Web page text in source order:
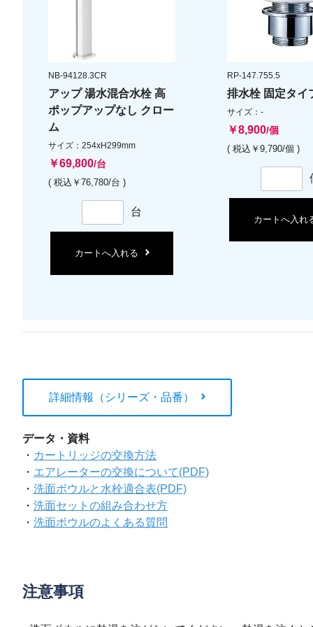
NB-94128.3CR
アップ 湯水混合水栓 高
ポップアップなし クロー
ム
サイズ：254xH299mm
￥69,800/台
( 税込￥76,780/台 )
台
カートへ入れる
RP-147.755.5
排水栓 固定タイ
サイズ：-
￥8,900/個
( 税込￥9,790/個 )
カートへ入れ
詳細情報（シリーズ・品番）
データ・資料
・ カートリッジの交換方法
・ エアレーターの交換について(PDF)
・ 洗面ボウルと水栓適合表(PDF)
・ 洗面セットの組み合わせ方
・ 洗面ボウルのよくある質問
注意事項